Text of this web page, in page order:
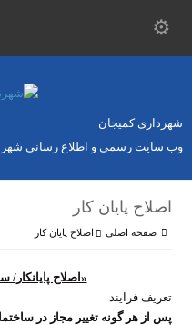
شهرداری کمیجان
وب سایت رسمی و اطلاع رسانی
اصلاح پايان كار
صفحه اصلی اصلاح پايان كار
«اصلاح
تعریف فرآیند
پس از هر گونه تغییر مجاز در